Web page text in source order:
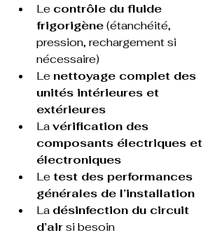
Le contrôle du fluide
frigorigène (étanchéité,
pression, rechargement si
nécessaire)
Le nettoyage complet des
unités intérieures et
extérieures
La vérification des
composants électriques et
électroniques
Le test des performances
générales de l’installation
La désinfection du circuit
d’air si besoin